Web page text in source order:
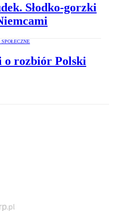
Słodko-gorzki
o rozbiór Polski